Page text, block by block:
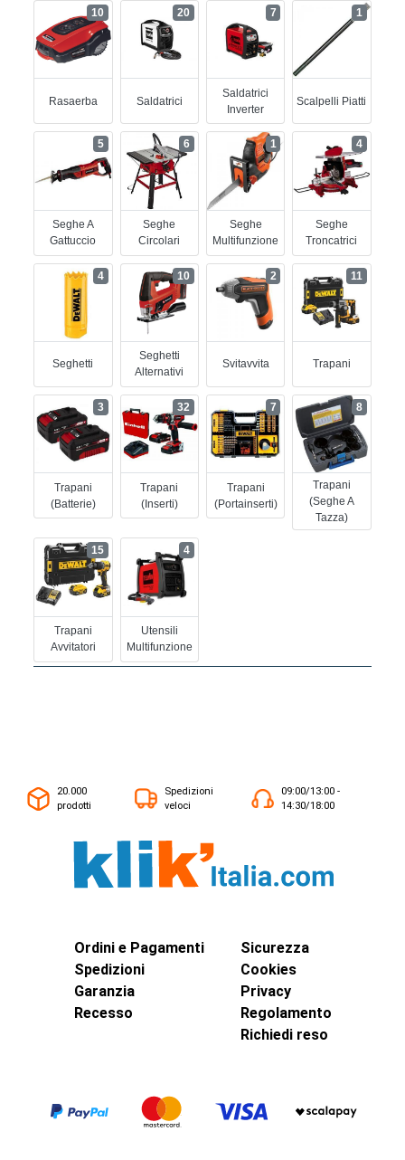
Rasaerba
10
Saldatrici
20
Saldatrici
Inverter
7
Scalpelli Piatti
1
Seghe A
Gattuccio
5
Seghe
Circolari
6
Seghe
Multifunzione
1
Seghe
Troncatrici
4
Seghetti
4
Seghetti
Alternativi
10
Svitavvita
2
Trapani
11
Trapani
(batterie)
3
Trapani
(inserti)
32
Trapani
(portainserti)
7
Trapani
(seghe A
Tazza)
8
Trapani
Avvitatori
15
Utensili
Multifunzione
4
20.000
prodotti
Spedizioni
veloci
09:00/13:00 -
14:30/18:00
Ordini e Pagamenti
Spedizioni
Garanzia
Recesso
Sicurezza
Cookies
Privacy
Regolamento
Richiedi reso